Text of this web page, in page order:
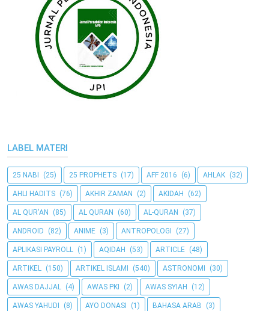
LABEL MATERI
25 NABI (25) 25 PROPHETS (17) AFF 2016 (6) AHLAK (32)
AHLI HADITS (76) AKHIR ZAMAN (2) AKIDAH (62)
AL QUR'AN (85) AL QURAN (60) AL-QURAN (37)
ANDROID (82) ANIME (3) ANTROPOLOGI (27)
APLIKASI PAYROLL (1) AQIDAH (53) ARTICLE (48)
ARTIKEL (150) ARTIKEL ISLAMI (540) ASTRONOMI (30)
AWAS DAJJAL (4) AWAS PKI (2) AWAS SYIAH (12)
AWAS YAHUDI (8) AYO DONASI (1) BAHASA ARAB (3)